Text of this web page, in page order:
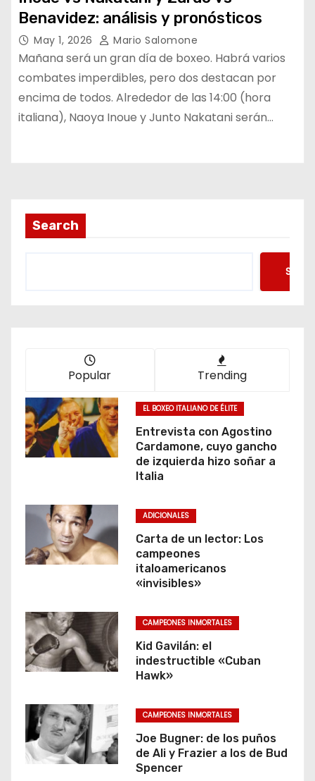
Benavidez: análisis y pronósticos
May 1, 2026 Mario Salomone
Mañana será un gran día de boxeo. Habrá varios
combates imperdibles, pero dos destacan por
encima de todos. Alrededor de las 14:00 (hora
italiana), Naoya Inoue y Junto Nakatani serán…
Search
Popular Trending
EL BOXEO ITALIANO DE ÉLITE
Entrevista con Agostino
Cardamone, cuyo gancho
de izquierda hizo soñar a
Italia
ADICIONALES
Carta de un lector: Los
campeones
italoamericanos
«invisibles»
CAMPEONES INMORTALES
Kid Gavilán: el
indestructible «Cuban
Hawk»
CAMPEONES INMORTALES
Joe Bugner: de los puños
de Ali y Frazier a los de Bud
Spencer